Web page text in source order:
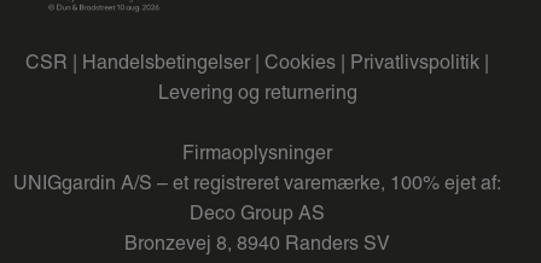
CSR | Handelsbetingelser | Cookies | Privatlivspolitik |
Levering og returnering
Firmaoplysninger
UNIGgardin A/S – et registreret varemærke, 100% ejet af:
Deco Group AS
Bronzevej 8, 8940 Randers SV